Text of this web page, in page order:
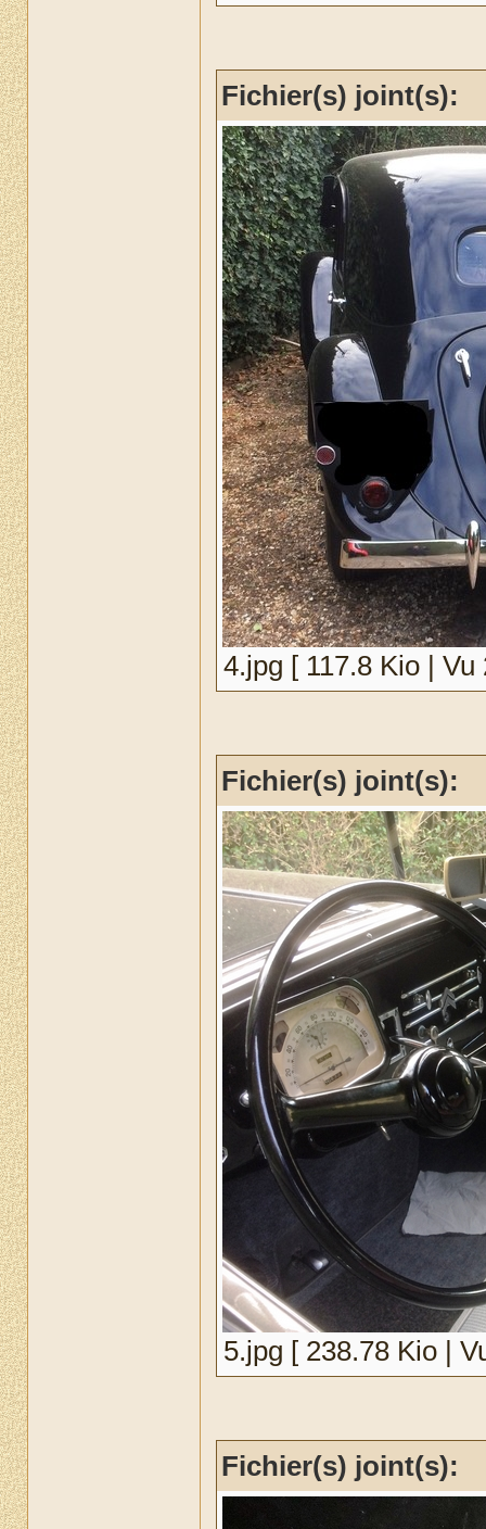
Fichier(s) joint(s):
4.jpg [ 117.8 Kio | Vu
Fichier(s) joint(s):
5.jpg [ 238.78 Kio |
Fichier(s) joint(s):